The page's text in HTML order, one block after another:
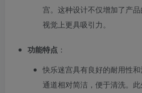
宫。这种设计不仅增加了产
视觉上更具吸引力。
功能特点 ：
快乐迷宫具有良好的耐用性
通道相对简洁，便于清洗。